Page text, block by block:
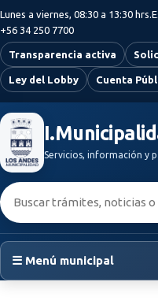
Saltar al contenido principal
Lunes a viernes, 08:30 a 13:30 hrs.
+56 34 250 7700
Transparencia activa
Ley del Lobby Cuenta
Servicios, información y
Buscar:
☰ Menú municipal